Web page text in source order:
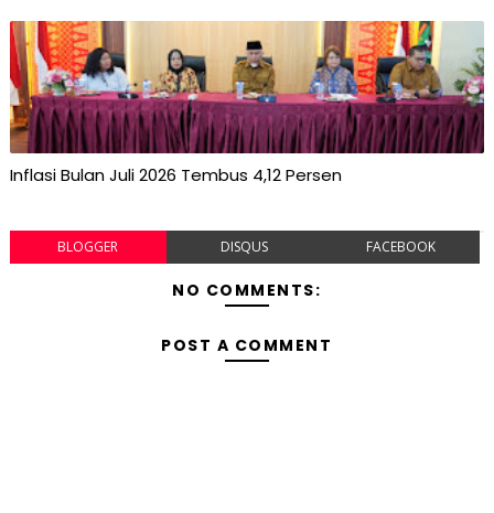
Inflasi Bulan Juli 2026 Tembus 4,12 Persen
BLOGGER DISQUS FACEBOOK
NO COMMENTS:
POST A COMMENT